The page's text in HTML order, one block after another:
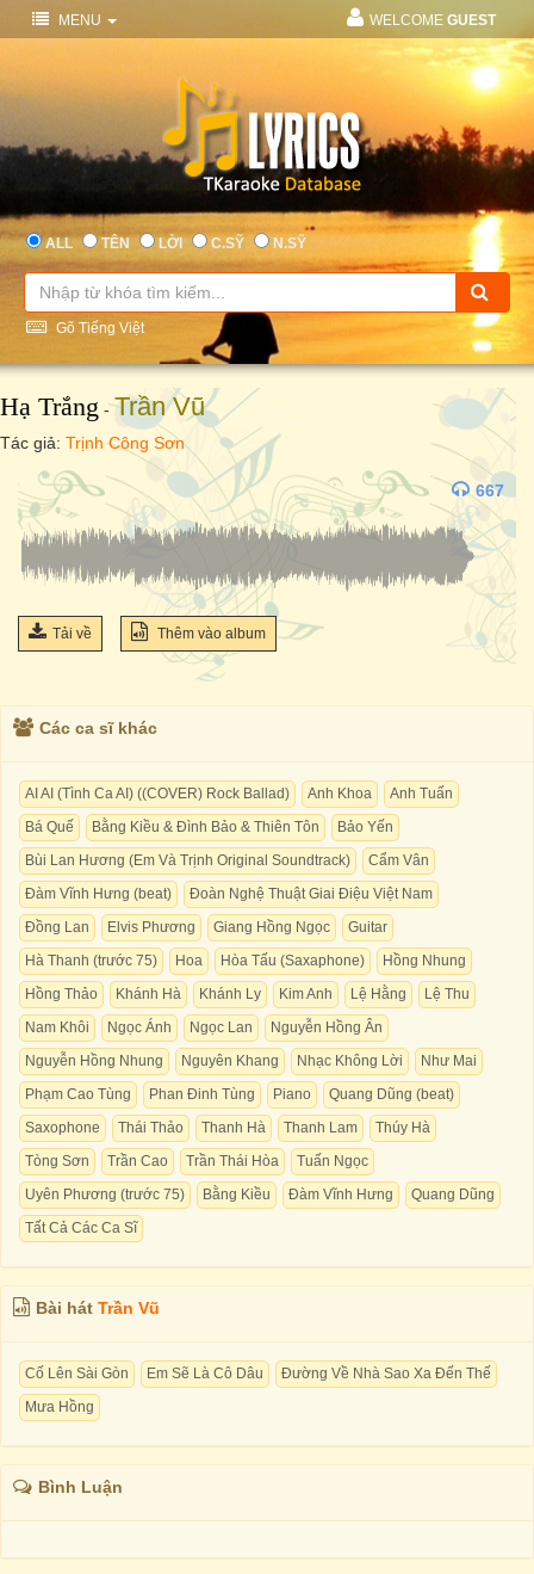
MENU WELCOME GUEST
ALL TÊN LỜI C.SỸ N.SỸ
Gõ Tiếng Việt
Hạ Trắng -Trần Vũ
Tác giả: Trịnh Công Sơn
667
Tải về Thêm vào album
Các ca sĩ khác
AI AI (Tình Ca AI) ((COVER) Rock Ballad) Anh Khoa
Anh Tuấn
Bá Quế
Bằng Kiều & Đình Bảo & Thiên Tôn
Bảo Yến
Bùi Lan Hương (Em Và Trịnh Original Soundtrack)
Cẩm Vân
Đàm Vĩnh Hưng (beat)
Đoàn Nghệ Thuật Giai Điệu Việt Nam
Đồng Lan
Elvis Phương Giang Hồng Ngọc
Guitar
Hà Thanh (trước 75)
Hoa Hòa Tấu (Saxaphone)
Hồng Nhung
Hồng Thảo
Khánh Hà Khánh Ly Kim Anh Lệ Hằng
Lệ Thu
Nam Khôi
Ngọc Ánh Ngọc Lan
Nguyễn Hồng Ân
Nguyễn Hồng Nhung
Nguyên Khang Nhạc Không Lời
Như Mai
Phạm Cao Tùng
Phan Đinh Tùng Piano
Quang Dũng (beat)
Saxophone
Thái Thảo Thanh Hà Thanh Lam
Thúy Hà
Tòng Sơn
Trần Cao Trần Thái Hòa
Tuấn Ngọc
Uyên Phương (trước 75)
Bằng Kiều Đàm Vĩnh Hưng
Quang Dũng
Tất Cả Các Ca Sĩ
Bài hát Trần Vũ
Cố Lên Sài Gòn Em Sẽ Là Cô Dâu
Đường Về Nhà Sao Xa Đến Thế
Mưa Hồng
Bình Luận